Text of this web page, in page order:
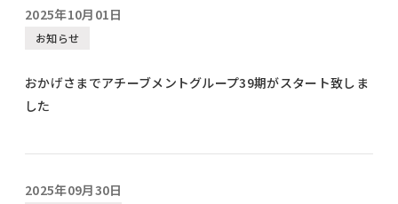
2025年10月01日
お知らせ
おかげさまでアチーブメントグループ39期がスタート致しま
した
2025年09月30日